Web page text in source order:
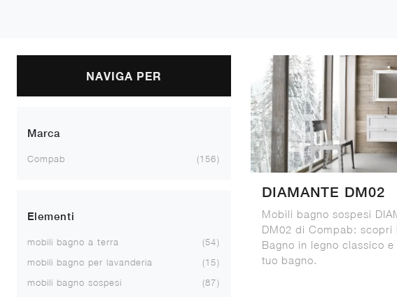
NAVIGA PER
Marca
Compab 156
Elementi
mobili bagno a terra
54
mobili bagno per lavanderia
15
mobili bagno sospesi
87
DIAMANTE DM02
Mobili bagno sospesi
DM02 di Compab: scopri
Bagno in legno classico
tuo bagno.